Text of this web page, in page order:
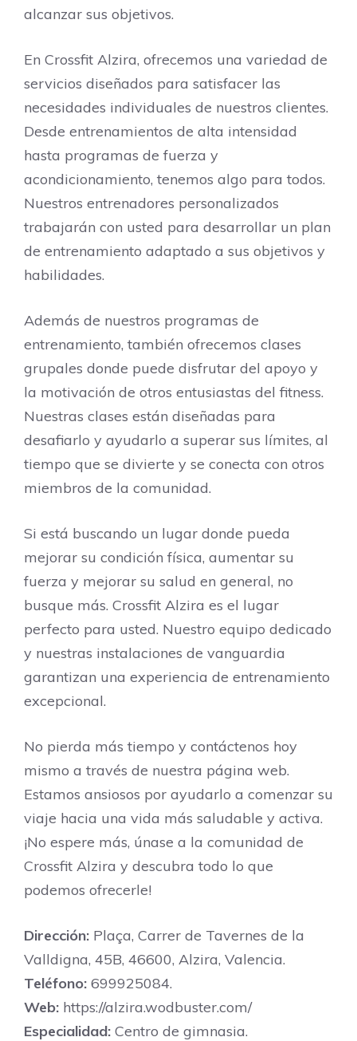
alcanzar sus objetivos.
En Crossfit Alzira, ofrecemos una variedad de
servicios diseñados para satisfacer las
necesidades individuales de nuestros clientes.
Desde entrenamientos de alta intensidad
hasta programas de fuerza y ​​
acondicionamiento, tenemos algo para todos.
Nuestros entrenadores personalizados
trabajarán con usted para desarrollar un plan
de entrenamiento adaptado a sus objetivos y
habilidades.
Además de nuestros programas de
entrenamiento, también ofrecemos clases
grupales donde puede disfrutar del apoyo y
la motivación de otros entusiastas del fitness.
Nuestras clases están diseñadas para
desafiarlo y ayudarlo a superar sus límites, al
tiempo que se divierte y se conecta con otros
miembros de la comunidad.
Si está buscando un lugar donde pueda
mejorar su condición física, aumentar su
fuerza y ​​mejorar su salud en general, no
busque más. Crossfit Alzira es el lugar
perfecto para usted. Nuestro equipo dedicado
y nuestras instalaciones de vanguardia
garantizan una experiencia de entrenamiento
excepcional.
No pierda más tiempo y contáctenos hoy
mismo a través de nuestra página web.
Estamos ansiosos por ayudarlo a comenzar su
viaje hacia una vida más saludable y activa.
¡No espere más, únase a la comunidad de
Crossfit Alzira y descubra todo lo que
podemos ofrecerle!
Dirección: Plaça, Carrer de Tavernes de la
Valldigna, 45B, 46600, Alzira, Valencia.
Teléfono: 699925084.
Web: https://alzira.wodbuster.com/
Especialidad: Centro de gimnasia.